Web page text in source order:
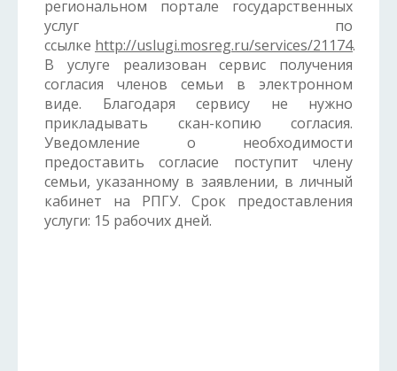
региональном портале государственных
услуг по
ссылке http://uslugi.mosreg.ru/services/21174.
В услуге реализован сервис получения
согласия членов семьи в электронном
виде. Благодаря сервису не нужно
прикладывать скан-копию согласия.
Уведомление о необходимости
предоставить согласие поступит члену
семьи, указанному в заявлении, в личный
кабинет на РПГУ. Срок предоставления
услуги: 15 рабочих дней.